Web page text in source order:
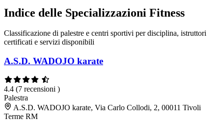
Indice delle Specializzazioni Fitness
Classificazione di palestre e centri sportivi per disciplina, istruttori
certificati e servizi disponibili
A.S.D. WADOJO karate
4.4 (7 recensioni )
Palestra
A.S.D. WADOJO karate, Via Carlo Collodi, 2, 00011 Tivoli
Terme RM